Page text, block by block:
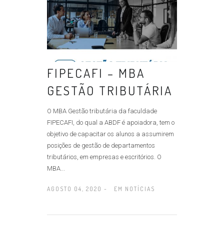
FIPECAFI – MBA
GESTÃO TRIBUTÁRIA
O MBA Gestão tributária da faculdade
FIPECAFI, do qual a ABDF é apoiadora, tem o
objetivo de capacitar os alunos a assumirem
posições de gestão de departamentos
tributários, em empresas e escritórios. O
MBA...
AGOSTO 04, 2020 - EM NOTÍCIAS